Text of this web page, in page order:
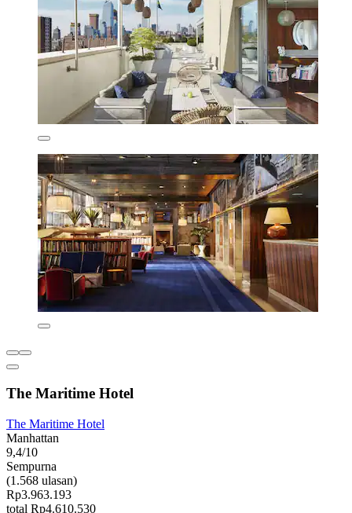
The Maritime Hotel
The Maritime Hotel
Manhattan
9,4/10
Sempurna
(1.568 ulasan)
Rp3.963.193
total Rp4.610.530